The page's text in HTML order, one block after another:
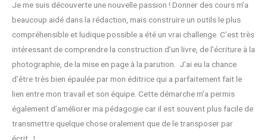
Je me suis découverte une nouvelle passion ! Donner des cours m’a
beaucoup aidé dans la rédaction, mais construire un outils le plus
compréhensible et ludique possible a été un vrai challenge. C’est très
intéressant de comprendre la construction d’un livre, de l’écriture à la
photographie, de la mise en page à la parution. J’ai eu la chance
d’être très bien épaulée par mon éditrice qui a parfaitement fait le
lien entre mon travail et son équipe. Cette démarche m’a permis
également d’améliorer ma pédagogie car il est souvent plus facile de
transmettre quelque chose oralement que de le transposer par